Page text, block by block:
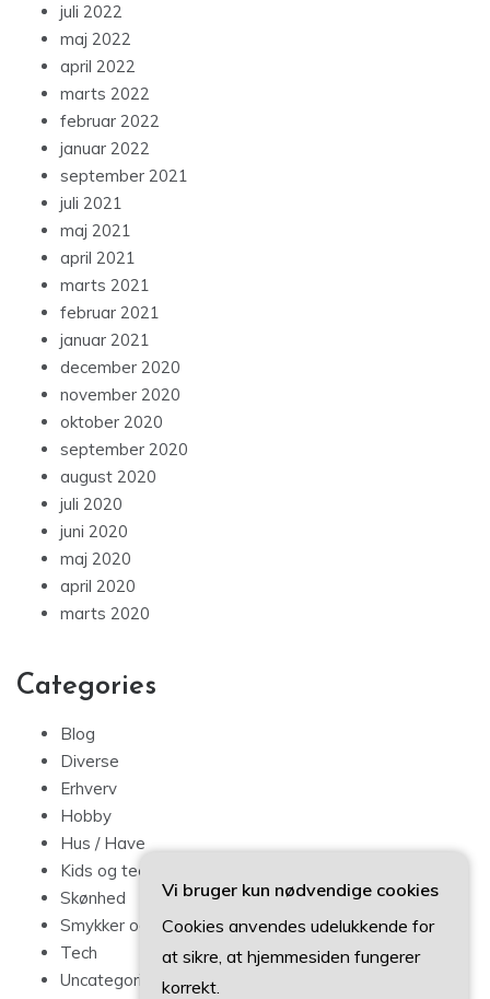
juli 2022
maj 2022
april 2022
marts 2022
februar 2022
januar 2022
september 2021
juli 2021
maj 2021
april 2021
marts 2021
februar 2021
januar 2021
december 2020
november 2020
oktober 2020
september 2020
august 2020
juli 2020
juni 2020
maj 2020
april 2020
marts 2020
Categories
Blog
Diverse
Erhverv
Hobby
Hus / Have
Kids og teens
Skønhed
Smykker og mode
Tech
Uncategorized
Vi bruger kun nødvendige cookies
Cookies anvendes udelukkende for
at sikre, at hjemmesiden fungerer
korrekt.